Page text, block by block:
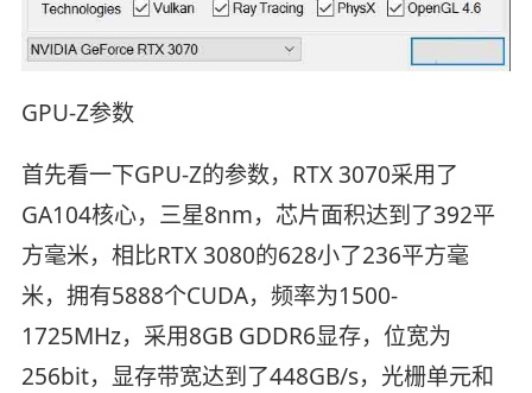
GPU-Z参数
首先看一下GPU-Z的参数，RTX 3070采用了
GA104核心，三星8nm，芯片面积达到了392平
方毫米，相比RTX 3080的628小了236平方毫
米，拥有5888个CUDA，频率为1500-
1725MHz，采用8GB GDDR6显存，位宽为
256bit，显存带宽达到了448GB/s，光栅单元和